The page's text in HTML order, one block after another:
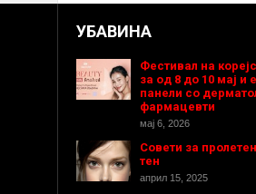
УБАВИНА
Фестивал на
за од 8 до 10 мај и
панели со
фармацевти
мај 6, 2026
Совети за
тен
април 15, 2025